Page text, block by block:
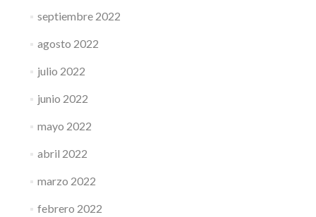
septiembre 2022
agosto 2022
julio 2022
junio 2022
mayo 2022
abril 2022
marzo 2022
febrero 2022